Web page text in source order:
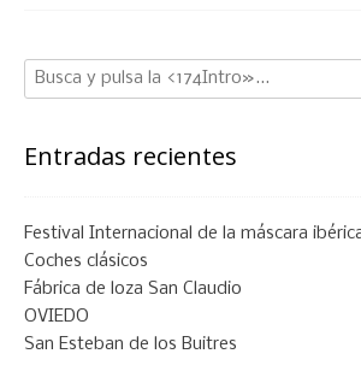
Entradas recientes
Festival Internacional de la máscara
Coches clásicos
Fábrica de loza San Claudio
OVIEDO
San Esteban de los Buitres